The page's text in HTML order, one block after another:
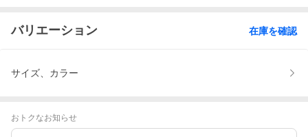
バリエーション 在庫を確認
サイズ、カラー
おトクなお知らせ